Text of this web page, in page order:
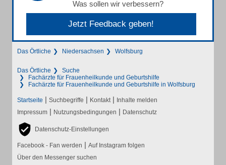
Was sollen wir verbessern?
Jetzt Feedback geben!
Das Örtliche Niedersachsen Wolfsburg
Das Örtliche
Suche
Fachärzte für Frauenheilkunde und Geburtshilfe
Fachärzte für Frauenheilkunde und Geburtshilfe in Wolfsburg
Startseite | Suchbegriffe | Kontakt | Inhalte melden
Impressum | Nutzungsbedingungen | Datenschutz
Datenschutz-Einstellungen
Facebook - Fan werden | Auf Instagram folgen
Über den Messenger suchen